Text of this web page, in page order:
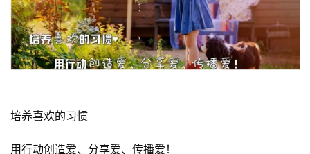
培养喜欢的习惯
用行动创造爱、分享爱、传播爱！